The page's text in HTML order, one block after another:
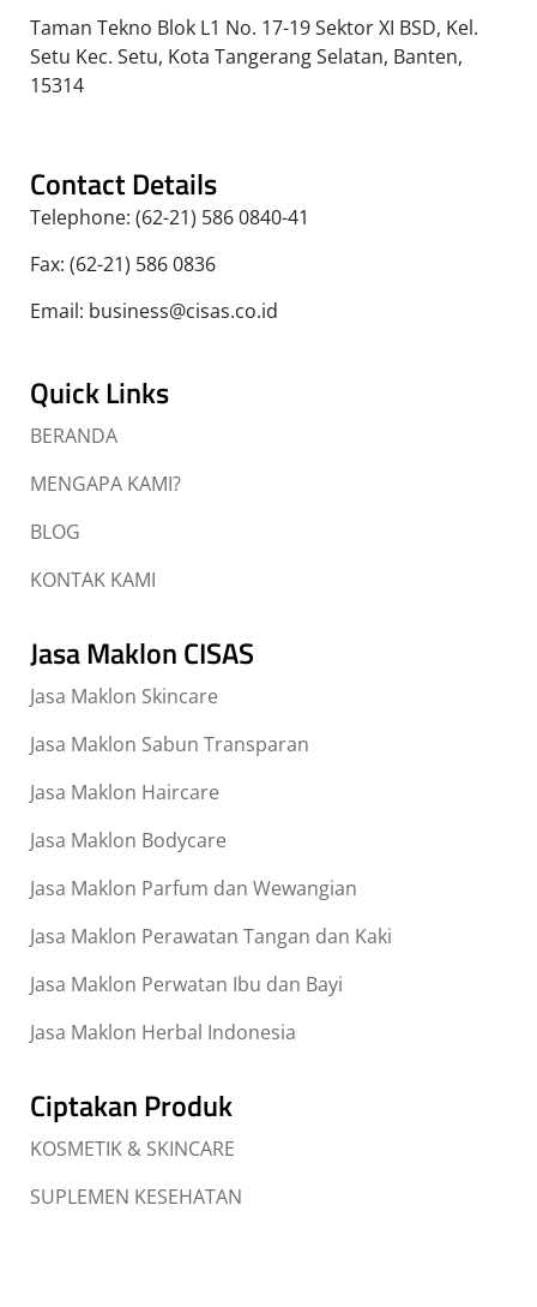
Taman Tekno Blok L1 No. 17-19 Sektor XI BSD, Kel.
Setu Kec. Setu, Kota Tangerang Selatan, Banten,
15314
Contact Details
Telephone: (62-21) 586 0840-41
Fax: (62-21) 586 0836
Email: business@cisas.co.id
Quick Links
BERANDA
MENGAPA KAMI?
BLOG
KONTAK KAMI
Jasa Maklon CISAS
Jasa Maklon Skincare
Jasa Maklon Sabun Transparan
Jasa Maklon Haircare
Jasa Maklon Bodycare
Jasa Maklon Parfum dan Wewangian
Jasa Maklon Perawatan Tangan dan Kaki
Jasa Maklon Perwatan Ibu dan Bayi
Jasa Maklon Herbal Indonesia
Ciptakan Produk
KOSMETIK & SKINCARE
SUPLEMEN KESEHATAN